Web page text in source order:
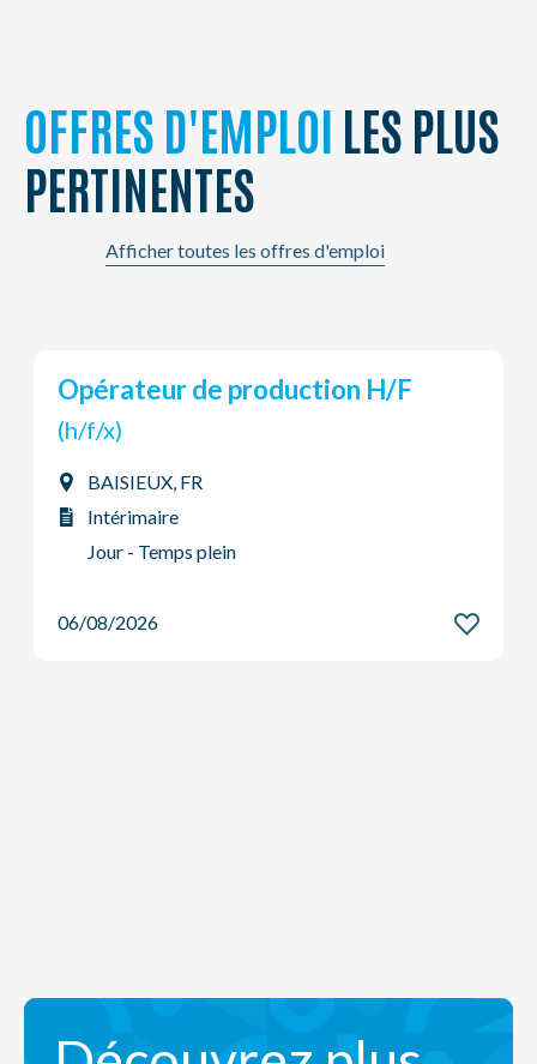
OFFRES D'EMPLOI LES PLUS
PERTINENTES
Afficher toutes les offres d'emploi
Chargeur - Déchargeur de Nuit
Luingne, BE
Intérimaire
Travail de nuit
06/08/2026